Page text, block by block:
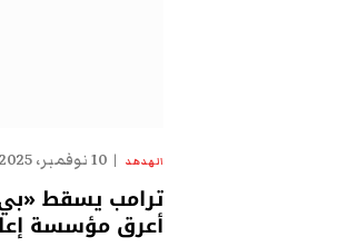
الهدهد 10 نوفمبر، 2025
ترامب يسقط
أعرق مؤسسة